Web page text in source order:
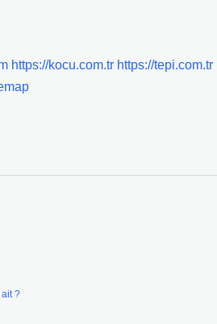
https://kocu.com.tr https://tepi.com.tr
ait ?